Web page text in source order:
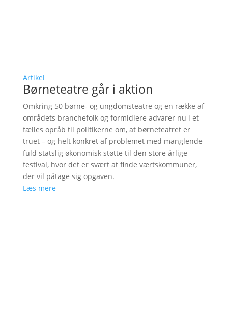
Artikel
Børneteatre går i aktion
Omkring 50 børne- og ungdomsteatre og en række af
områdets branchefolk og formidlere advarer nu i et
fælles opråb til politikerne om, at børneteatret er
truet – og helt konkret af problemet med manglende
fuld statslig økonomisk støtte til den store årlige
festival, hvor det er svært at finde værtskommuner,
der vil påtage sig opgaven.
Læs mere